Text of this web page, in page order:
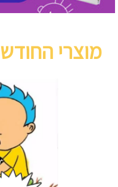
מוצרי החודש